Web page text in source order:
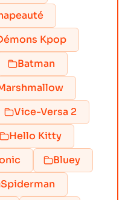
Kpop
Batman
Vice-Versa 2
Hello Kitty
Bluey
Spiderman